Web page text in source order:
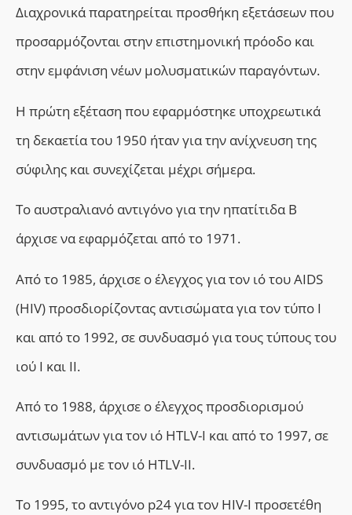
Διαχρονικά παρατηρείται προσθήκη εξετάσεων που
προσαρμόζονται στην επιστημονική πρόοδο και
στην εμφάνιση νέων μολυσματικών παραγόντων.
Η πρώτη εξέταση που εφαρμόστηκε υποχρεωτικά
τη δεκαετία του 1950 ήταν για την ανίχνευση της
σύφιλης και συνεχίζεται μέχρι σήμερα.
Το αυστραλιανό αντιγόνο για την ηπατίτιδα Β
άρχισε να εφαρμόζεται από το 1971.
Από το 1985, άρχισε ο έλεγχος για τον ιό του AIDS
(HIV) προσδιορίζοντας αντισώματα για τον τύπο Ι
και από το 1992, σε συνδυασμό για τους τύπους του
ιού Ι και ΙΙ.
Από το 1988, άρχισε ο έλεγχος προσδιορισμού
αντισωμάτων για τον ιό HTLV-Ι και από το 1997, σε
συνδυασμό με τον ιό HTLV-ΙΙ.
Το 1995, το αντιγόνο p24 για τον HIV-Ι προσετέθη